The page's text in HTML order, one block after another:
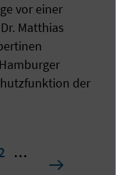
vor einer
Matthias
der
…
nächste